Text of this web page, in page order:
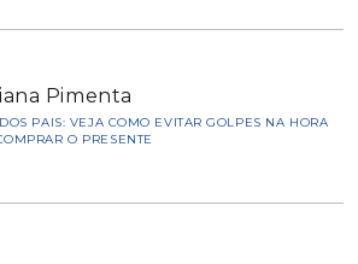
Pimenta
PAIS: VEJA COMO EVITAR GOLPES NA HORA
O PRESENTE